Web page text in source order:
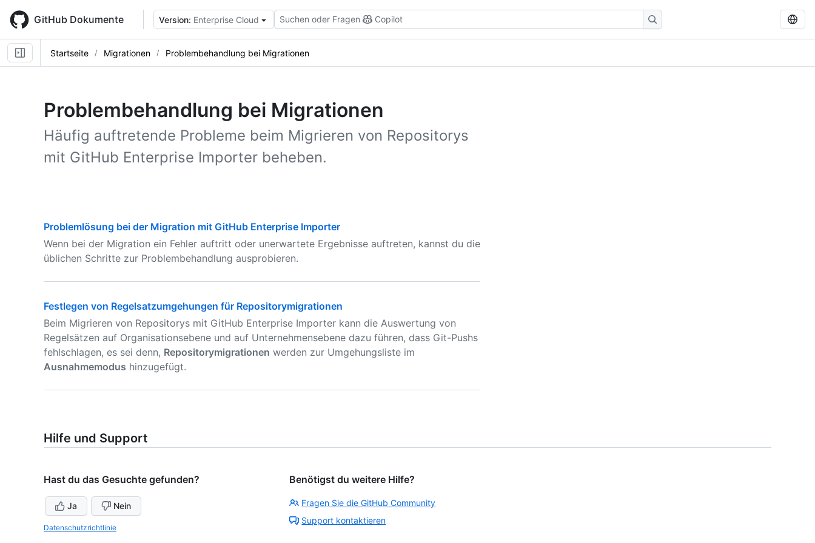
main
content
GitHub Dokumente Version: Enterprise Cloud Suchen oder Fragen Copilot
Startseite Migrationen Problembehandlung bei Migrationen
Problembehandlung bei Migrationen
Häufig auftretende Probleme beim Migrieren von Repositorys
mit GitHub Enterprise Importer beheben.
Problemlösung bei der Migration mit GitHub Enterprise Importer
Wenn bei der Migration ein Fehler auftritt oder unerwartete Ergebnisse auftreten, kannst du die
üblichen Schritte zur Problembehandlung ausprobieren.
Festlegen von Regelsatzumgehungen für Repositorymigrationen
Beim Migrieren von Repositorys mit GitHub Enterprise Importer kann die Auswertung von
Regelsätzen auf Organisationsebene und auf Unternehmensebene dazu führen, dass Git-Pushs
fehlschlagen, es sei denn, Repositorymigrationen werden zur Umgehungsliste im
Ausnahmemodus hinzugefügt.
Hilfe und Support
Hast du das Gesuchte gefunden?
Ja Nein
Datenschutzrichtlinie
Benötigst du weitere Hilfe?
Fragen Sie die GitHub Community
Support kontaktieren